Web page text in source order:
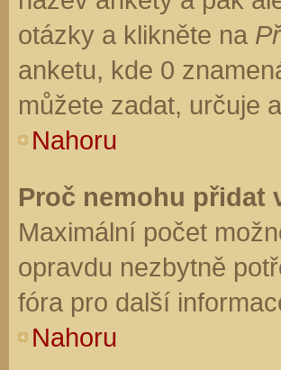
otázky a klikněte na
anketu, kde 0
můžete zadat, určuje
Nahoru
Proč nemohu přidat
Maximální počet
opravdu nezbytně
fóra pro další
Nahoru